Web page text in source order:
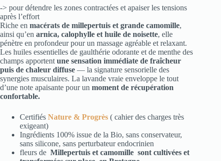
-> pour détendre les zones contractées et apaiser les tensions
après l’effort
Riche en macérats de millepertuis et grande camomille,
ainsi qu’en arnica, calophylle et huile de noisette, elle
pénètre en profondeur pour un massage agréable et relaxant.
Les huiles essentielles de gaulthérie odorante et de menthe des
champs apportentune sensation immédiate de fraîcheur
puis de chaleur diffuse — la signature sensorielle des
synergies musculaires. La lavande vraie enveloppe le tout
d’une note apaisante pour un moment de récupération
confortable.
Certifiés Nature & Progrès ( cahier des charges très
exigeant)
Ingrédients 100% issue de la Bio, sans conservateur,
sans silicone, sans perturbateur endocrinien
fleurs de Millepertuis et camomille sontcultivées et